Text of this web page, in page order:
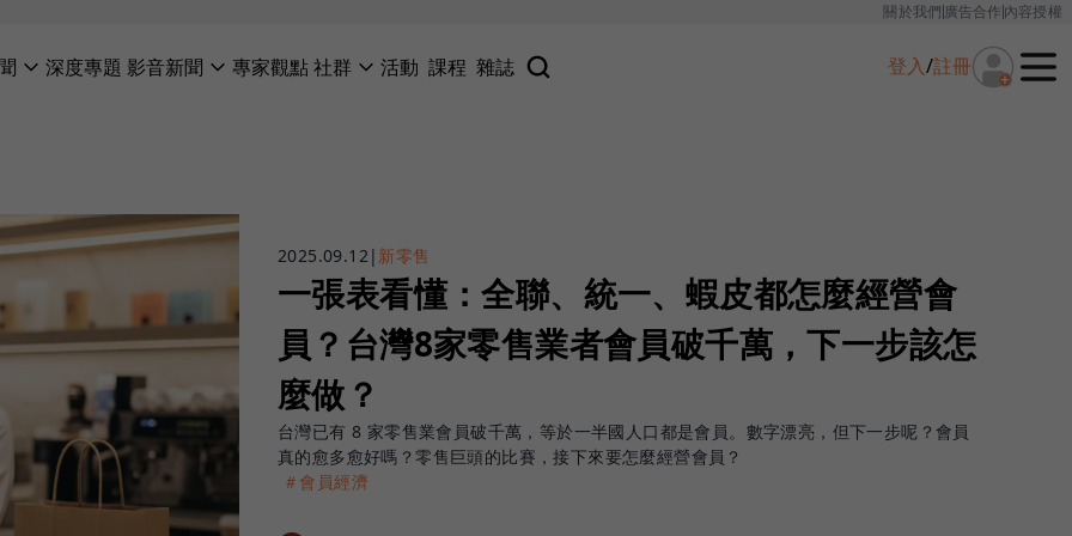
關於我們廣告合作內容授權
深度專題 影音新聞 專家觀點社群 活動 課程 雜誌 登入/註冊
2025.09.12| 新零售
一張表看懂：全聯、統一、蝦皮都怎麼經營會
員？台灣8家零售業者會員破千萬，下一步該怎
麼做？
台灣已有 8 家零售業會員破千萬，等於一半國人口都是會員。數字漂亮，但下一步呢？會員
真的愈多愈好嗎？零售巨頭的比賽，接下來要怎麼經營會員？
＃會員經濟